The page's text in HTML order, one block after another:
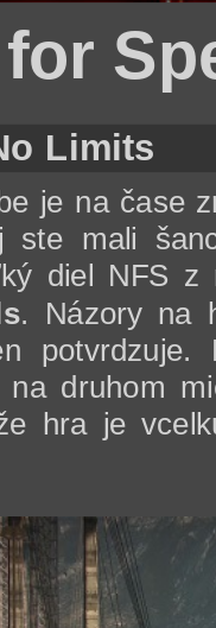
Limits
je na čase
ste mali
diel NFS
. Názory na
na druhom
hra je